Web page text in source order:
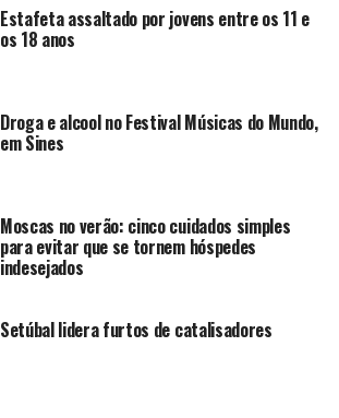
Estafeta assaltado por jovens entre os 11 e
os 18 anos
Droga e alcool no Festival Músicas do Mundo,
em Sines
Moscas no verão: cinco cuidados simples
para evitar que se tornem hóspedes
indesejados
Setúbal lidera furtos de catalisadores